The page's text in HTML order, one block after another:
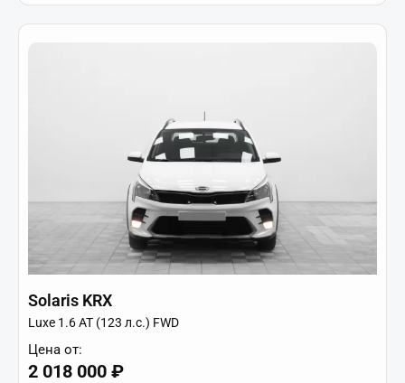
Solaris KRX
Luxe 1.6 AT (123 л.с.) FWD
Цена от:
2 018 000 ₽